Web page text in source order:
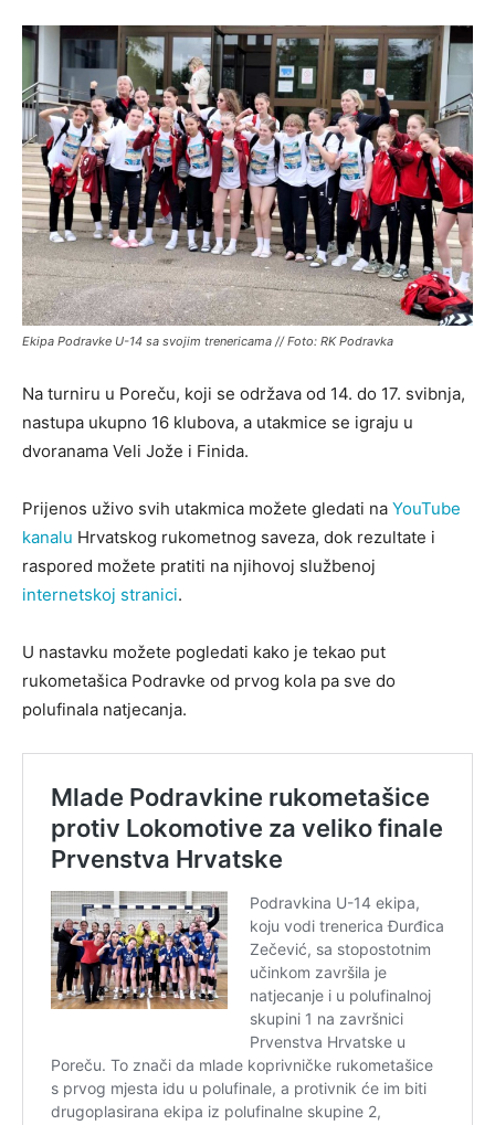
Ekipa Podravke U-14 sa svojim trenericama // Foto: RK Podravka
Na turniru u Poreču, koji se održava od 14. do 17. svibnja,
nastupa ukupno 16 klubova, a utakmice se igraju u
dvoranama Veli Jože i Finida.
Prijenos uživo svih utakmica možete gledati na YouTube
kanalu Hrvatskog rukometnog saveza, dok rezultate i
raspored možete pratiti na njihovoj službenoj
internetskoj stranici.
U nastavku možete pogledati kako je tekao put
rukometašica Podravke od prvog kola pa sve do
polufinala natjecanja.